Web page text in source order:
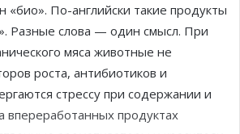
«био». По-английски такие продукты
Разные слова — один смысл. При
мяса животные не
роста, антибиотиков и
стрессу при содержании и
впереработанных продуктах